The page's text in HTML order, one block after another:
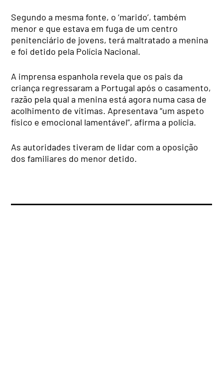
Segundo a mesma fonte, o ‘marido’, também
menor e que estava em fuga de um centro
penitenciário de jovens, terá maltratado a menina
e foi detido pela Polícia Nacional.
A imprensa espanhola revela que os pais da
criança regressaram a Portugal após o casamento,
razão pela qual a menina está agora numa casa de
acolhimento de vítimas. Apresentava “um aspeto
físico e emocional lamentável”, afirma a polícia.
As autoridades tiveram de lidar com a oposição
dos familiares do menor detido.